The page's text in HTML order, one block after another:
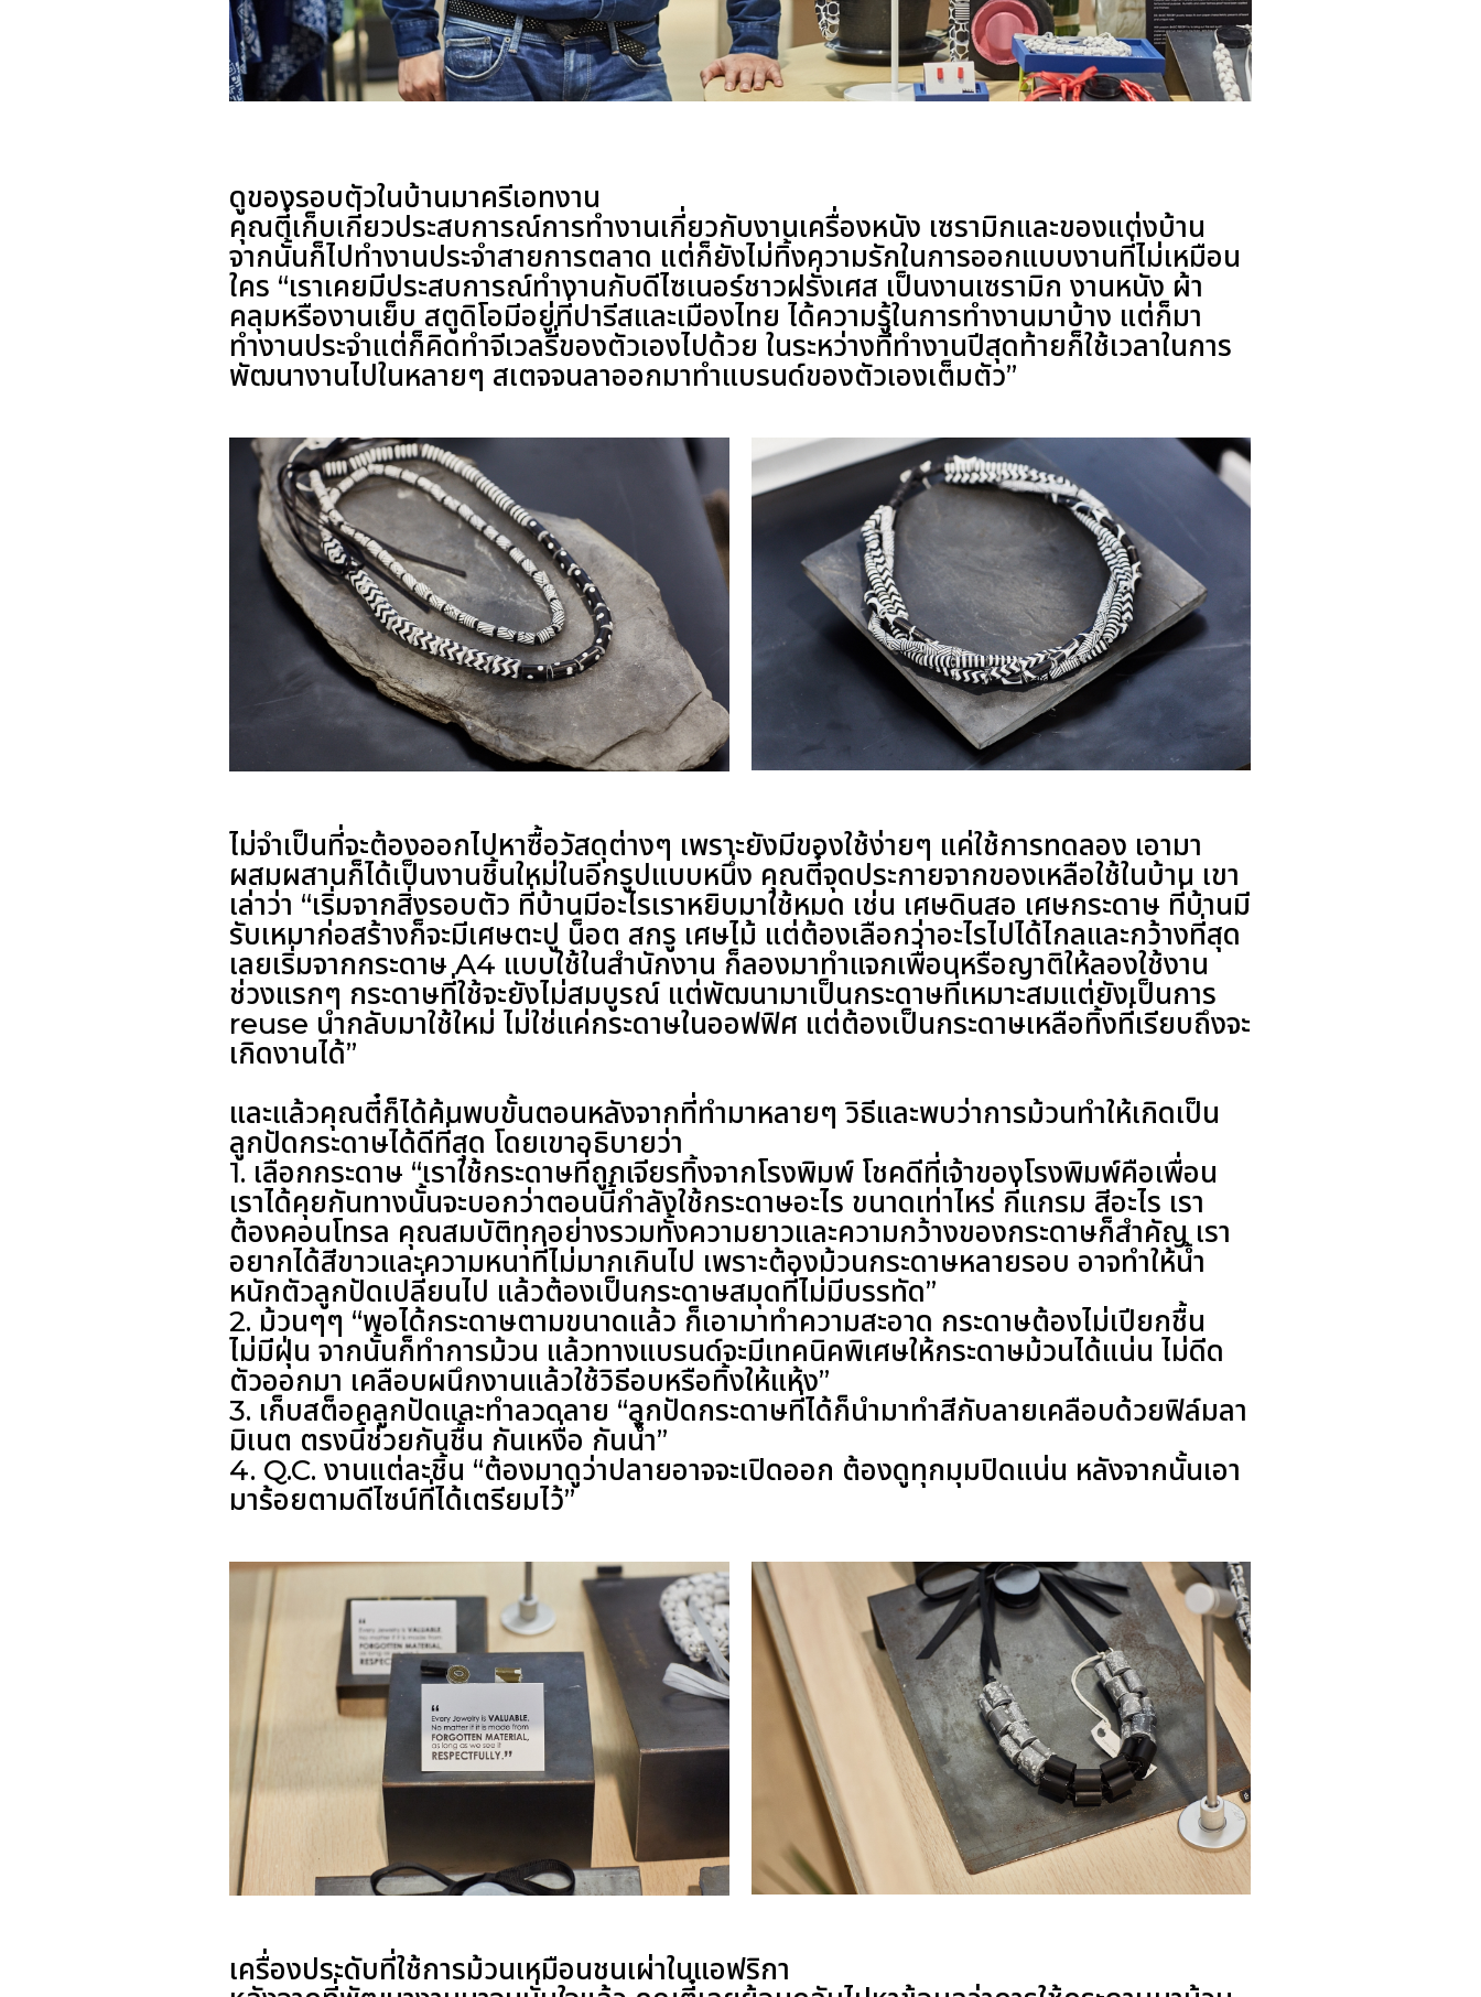
ดูของรอบตัวในบ้านมาครีเอทงาน
คุณตี๋เก็บเกี่ยวประสบการณ์การทำงานเกี่ยวกับงานเครื่องหนัง เซรามิกและของแต่งบ้าน
จากนั้นก็ไปทำงานประจำสายการตลาด แต่ก็ยังไม่ทิ้งความรักในการออกแบบงานที่ไม่เหมือน
ใคร “เราเคยมีประสบการณ์ทำงานกับดีไซเนอร์ชาวฝรั่งเศส เป็นงานเซรามิก งานหนัง ผ้า
คลุมหรืองานเย็บ สตูดิโอมีอยู่ที่ปารีสและเมืองไทย ได้ความรู้ในการทำงานมาบ้าง แต่ก็มา
ทำงานประจำแต่ก็คิดทำจีเวลรี่ของตัวเองไปด้วย ในระหว่างที่ทำงานปีสุดท้ายก็ใช้เวลาในการ
พัฒนางานไปในหลายๆ สเตจจนลาออกมาทำแบรนด์ของตัวเองเต็มตัว”
ไม่จำเป็นที่จะต้องออกไปหาซื้อวัสดุต่างๆ เพราะยังมีของใช้ง่ายๆ แค่ใช้การทดลอง เอามา
ผสมผสานก็ได้เป็นงานชิ้นใหม่ในอีกรูปแบบหนึ่ง คุณตี๋จุดประกายจากของเหลือใช้ในบ้าน เขา
เล่าว่า “เริ่มจากสิ่งรอบตัว ที่บ้านมีอะไรเราหยิบมาใช้หมด เช่น เศษดินสอ เศษกระดาษ ที่บ้านมี
รับเหมาก่อสร้างก็จะมีเศษตะปู น็อต สกรู เศษไม้ แต่ต้องเลือกว่าอะไรไปได้ไกลและกว้างที่สุด
เลยเริ่มจากกระดาษ A4 แบบใช้ในสำนักงาน ก็ลองมาทำแจกเพื่อนหรือญาติให้ลองใช้งาน
ช่วงแรกๆ กระดาษที่ใช้จะยังไม่สมบูรณ์ แต่พัฒนามาเป็นกระดาษที่เหมาะสมแต่ยังเป็นการ
reuse นำกลับมาใช้ใหม่ ไม่ใช่แค่กระดาษในออฟฟิศ แต่ต้องเป็นกระดาษเหลือทิ้งที่เรียบถึงจะ
เกิดงานได้”
และแล้วคุณตี๋ก็ได้ค้นพบขั้นตอนหลังจากที่ทำมาหลายๆ วิธีและพบว่าการม้วนทำให้เกิดเป็น
ลูกปัดกระดาษได้ดีที่สุด โดยเขาอธิบายว่า
1. เลือกกระดาษ “เราใช้กระดาษที่ถูกเจียรทิ้งจากโรงพิมพ์ โชคดีที่เจ้าของโรงพิมพ์คือเพื่อน
เราได้คุยกันทางนั้นจะบอกว่าตอนนี้กำลังใช้กระดาษอะไร ขนาดเท่าไหร่ กี่แกรม สีอะไร เรา
ต้องคอนโทรล คุณสมบัติทุกอย่างรวมทั้งความยาวและความกว้างของกระดาษก็สำคัญ เรา
อยากได้สีขาวและความหนาที่ไม่มากเกินไป เพราะต้องม้วนกระดาษหลายรอบ อาจทำให้น้ำ
หนักตัวลูกปัดเปลี่ยนไป แล้วต้องเป็นกระดาษสมุดที่ไม่มีบรรทัด”
2. ม้วนๆๆ “พอได้กระดาษตามขนาดแล้ว ก็เอามาทำความสะอาด กระดาษต้องไม่เปียกชื้น
ไม่มีฝุ่น จากนั้นก็ทำการม้วน แล้วทางแบรนด์จะมีเทคนิคพิเศษให้กระดาษม้วนได้แน่น ไม่ดีด
ตัวออกมา เคลือบผนึกงานแล้วใช้วิธีอบหรือทิ้งให้แห้ง”
3. เก็บสต็อคลูกปัดและทำลวดลาย “ลูกปัดกระดาษที่ได้ก็นำมาทำสีกับลายเคลือบด้วยฟิล์มลา
มิเนต ตรงนี้ช่วยกันชื้น กันเหงื่อ กันน้ำ”
4. Q.C. งานแต่ละชิ้น “ต้องมาดูว่าปลายอาจจะเปิดออก ต้องดูทุกมุมปิดแน่น หลังจากนั้นเอา
มาร้อยตามดีไซน์ที่ได้เตรียมไว้”
เครื่องประดับที่ใช้การม้วนเหมือนชนเผ่าในแอฟริกา